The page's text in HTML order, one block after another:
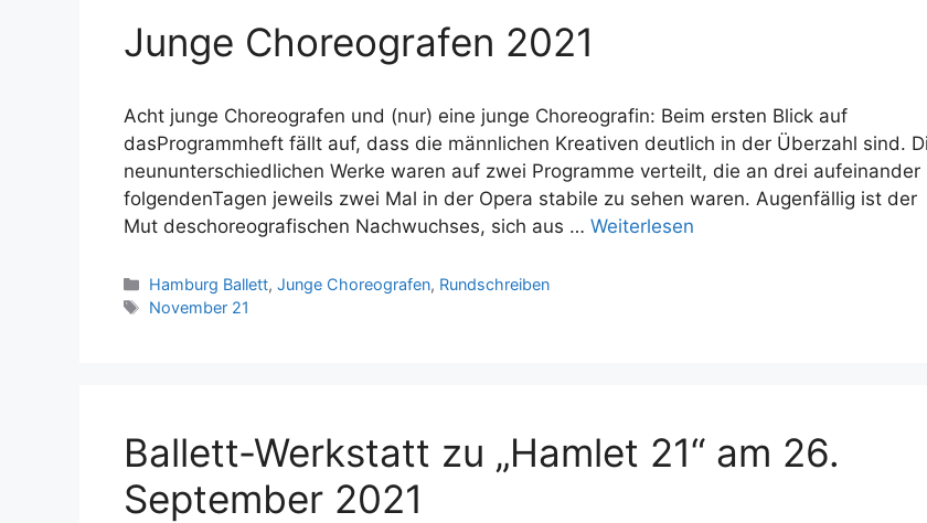
Junge Choreografen 2021
Acht junge Choreografen und (nur) eine junge Choreografin: Beim ersten Blick auf
dasProgrammheft fällt auf, dass die männlichen Kreativen deutlich in der Überzahl sind.
neununterschiedlichen Werke waren auf zwei Programme verteilt, die an drei aufeinander
folgendenTagen jeweils zwei Mal in der Opera stabile zu sehen waren. Augenfällig ist der
Mut deschoreografischen Nachwuchses, sich aus … Weiterlesen
Kategorien
Hamburg Ballett,Junge Choreografen, Rundschreiben
Schlagwörter
November 21
Ballett-Werkstatt zu „Hamlet 21“ am 26.
September 2021